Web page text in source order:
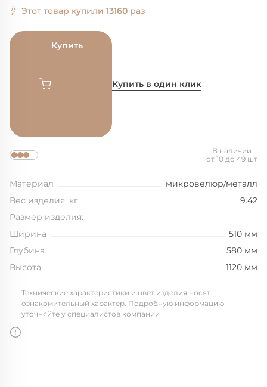
Этот товар купили 13160 раз
Купить
Купить в один клик
В наличии
от 10 до 49 шт
Материал
микровелюр/металл
Вес изделия, кг
9.42
Размер изделия:
Ширина
510 мм
Глубина
580 мм
Высота
1120 мм
Технические характеристики и цвет изделия носят
ознакомительный характер. Подробную информацию
уточняйте у специалистов компании